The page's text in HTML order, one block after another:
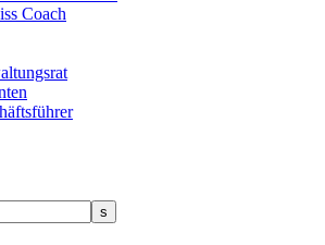
Coach